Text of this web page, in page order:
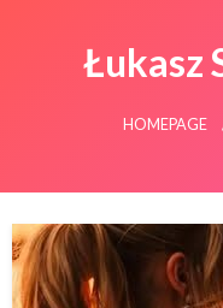
Łukasz
HOMEPAGE